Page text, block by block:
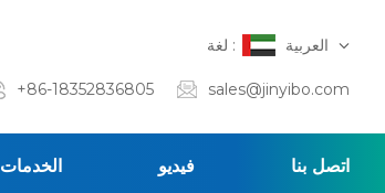
لغة : العربية
+86-18352836805 sales@jinyibo.com
الخدمات فيديو اتصل بنا